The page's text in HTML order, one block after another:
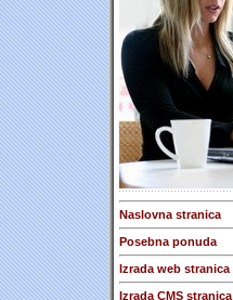
Naslovna stranica
Posebna ponuda
Izrada web stranica
Izrada CMS stranica